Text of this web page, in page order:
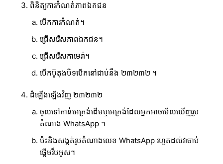
ពិនិត្យការកំណត់ភាពឯកជន
បើកការកំណត់។
ជ្រើសរើសភាពឯកជន។
ជ្រើសរើសកាមេរ៉ា។
បើកប៊ូតុងបិទបើកនៅជាប់នឹង ២៣២៣២ ។
ដំឡើងឡើងវិញ ២៣២៣២
ចូលទៅកាន់អេក្រង់ដើមឬអេក្រង់ដែលអ្នកអាចមើលឃើញរូប
តំណាង WhatsApp ។
ប៉ះនិងសង្កត់រូបតំណាងលេខ WhatsApp រហូតដល់វាចាប់
ផ្តើមរឹបអូស។